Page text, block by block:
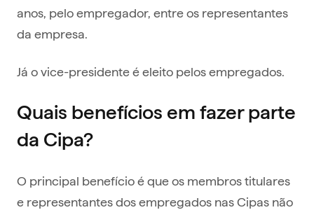
anos, pelo empregador, entre os representantes
da empresa.
Já o vice-presidente é eleito pelos empregados.
Quais benefícios em fazer parte
da Cipa?
O principal benefício é que os membros titulares
e representantes dos empregados nas Cipas não